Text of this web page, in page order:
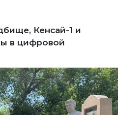
Кенсай-1 и
в цифровой